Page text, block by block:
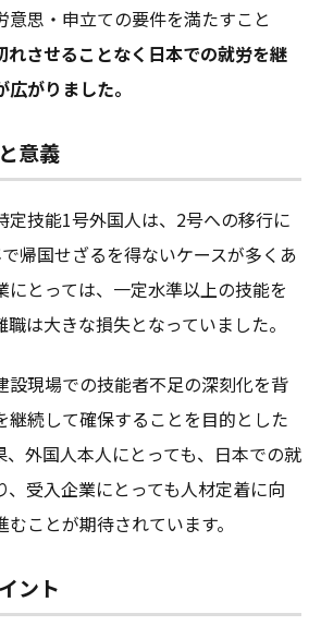
意思・申立ての要件を満たすこと
れさせることなく日本での就労を継
がりました。
意義
定技能1号外国人は、2号への移行に
帰国せざるを得ないケースが多くあ
にとっては、一定水準以上の技能を
は大きな損失となっていました。
設現場での技能者不足の深刻化を背
継続して確保することを目的とした
、外国人本人にとっても、日本での就
、受入企業にとっても人材定着に向
ことが期待されています。
ント